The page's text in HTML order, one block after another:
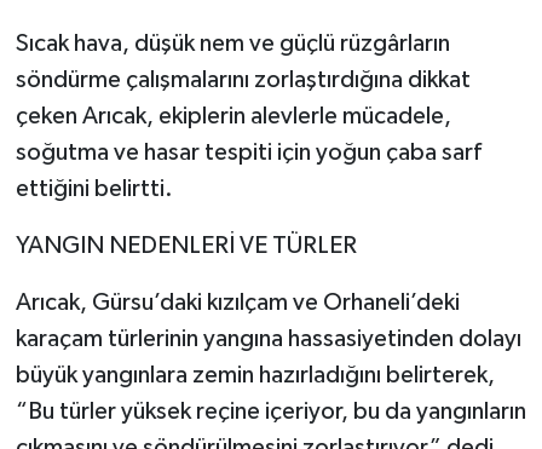
Sıcak hava, düşük nem ve güçlü rüzgârların
söndürme çalışmalarını zorlaştırdığına dikkat
çeken Arıcak, ekiplerin alevlerle mücadele,
soğutma ve hasar tespiti için yoğun çaba sarf
ettiğini belirtti.
YANGIN NEDENLERİ VE TÜRLER
Arıcak, Gürsu’daki kızılçam ve Orhaneli’deki
karaçam türlerinin yangına hassasiyetinden dolayı
büyük yangınlara zemin hazırladığını belirterek,
“Bu türler yüksek reçine içeriyor, bu da yangınların